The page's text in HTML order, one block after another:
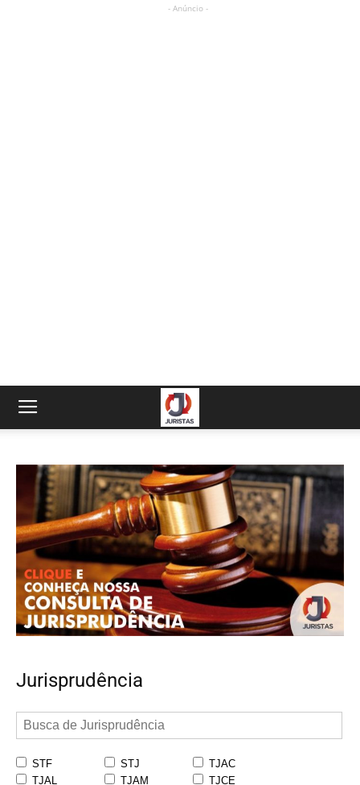
- Anúncio -
Jurisprudência
STF STJ
TJAC
TJAL
TJAM
TJCE